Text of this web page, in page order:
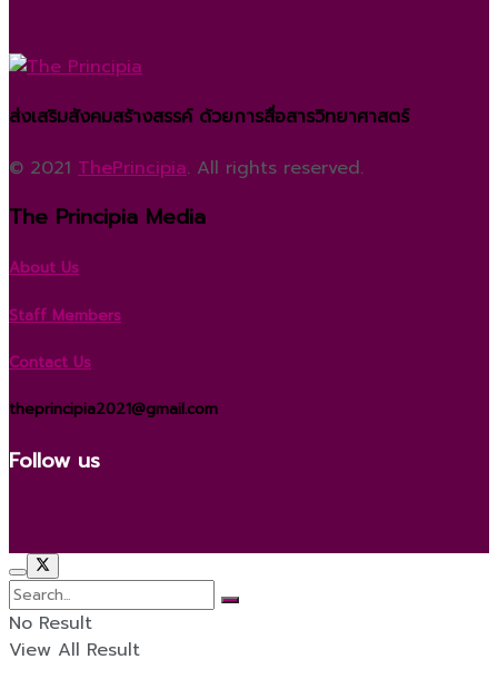
ส่งเสริมสังคมสร้างสรรค์ ด้วยการสื่อสารวิทยาศาสตร์
© 2021 ThePrincipia. All rights reserved.
The Principia Media
About Us
Staff Members
Contact Us
theprincipia2021@gmail.com
Follow us
No Result
View All Result